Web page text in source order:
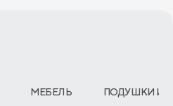
МЕБЕЛЬ ПОДУШКИ И